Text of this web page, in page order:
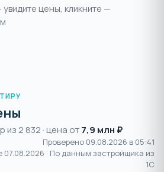
цены, кликните —
корпус
из 2 832 · цена от7,9 млн ₽
Проверено 09.08.2026 в 05:41
07.08.2026 · По данным застройщика из
1С